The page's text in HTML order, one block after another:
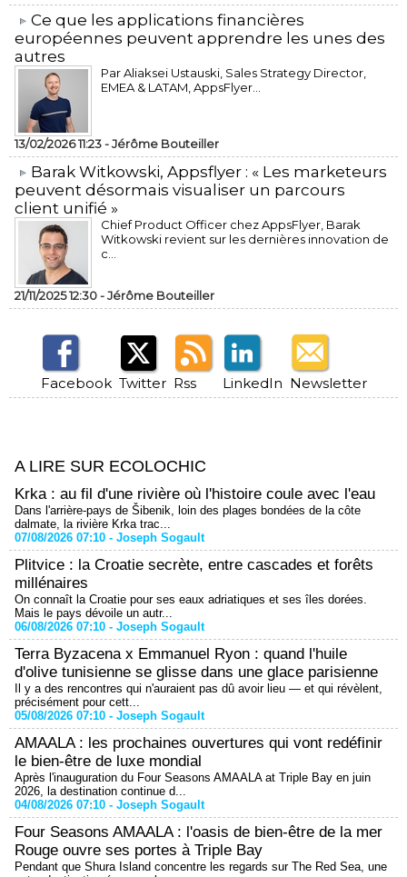
​Ce que les applications financières
européennes peuvent apprendre les unes des
autres
Par Aliaksei Ustauski, Sales Strategy Director,
EMEA & LATAM, AppsFlyer...
13/02/2026 11:23 -Jérôme Bouteiller
​Barak Witkowski, Appsflyer : « Les marketeurs
peuvent désormais visualiser un parcours
client unifié »
Chief Product Officer chez AppsFlyer, ​Barak
Witkowski revient sur les dernières innovation de
c...
21/11/2025 12:30 -Jérôme Bouteiller
Facebook Twitter Rss LinkedIn Newsletter
A LIRE SUR ECOLOCHIC
Krka : au fil d'une rivière où l'histoire coule avec l'eau
Dans l'arrière-pays de Šibenik, loin des plages bondées de la côte
dalmate, la rivière Krka trac...
07/08/2026 07:10 - Joseph Sogault
Plitvice : la Croatie secrète, entre cascades et forêts
millénaires
On connaît la Croatie pour ses eaux adriatiques et ses îles dorées.
Mais le pays dévoile un autr...
06/08/2026 07:10 - Joseph Sogault
Terra Byzacena x Emmanuel Ryon : quand l'huile
d'olive tunisienne se glisse dans une glace parisienne
Il y a des rencontres qui n'auraient pas dû avoir lieu — et qui révèlent,
précisément pour cett...
05/08/2026 07:10 - Joseph Sogault
AMAALA : les prochaines ouvertures qui vont redéfinir
le bien-être de luxe mondial
Après l'inauguration du Four Seasons AMAALA at Triple Bay en juin
2026, la destination continue d...
04/08/2026 07:10 - Joseph Sogault
Four Seasons AMAALA : l'oasis de bien-être de la mer
Rouge ouvre ses portes à Triple Bay
Pendant que Shura Island concentre les regards sur The Red Sea, une